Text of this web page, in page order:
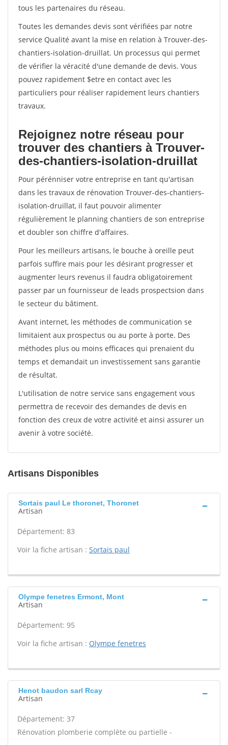
tous les partenaires du réseau.
Toutes les demandes devis sont vérifiées par notre
service Qualité avant la mise en relation à Trouver-des-
chantiers-isolation-druillat. Un processus qui permet
de vérifier la véracité d'une demande de devis. Vous
pouvez rapidement $etre en contact avec les
particuliers pour réaliser rapidement leurs chantiers
travaux.
Rejoignez notre réseau pour
trouver des chantiers à Trouver-
des-chantiers-isolation-druillat
Pour pérénniser votre entreprise en tant qu'artisan
dans les travaux de rénovation Trouver-des-chantiers-
isolation-druillat, il faut pouvoir alimenter
régulièrement le planning chantiers de son entreprise
et doubler son chiffre d'affaires.
Pour les meilleurs artisans, le bouche à oreille peut
parfois suffire mais pour les désirant progresser et
augmenter leurs revenus il faudra obligatoirement
passer par un fournisseur de leads prospectsion dans
le secteur du bâtiment.
Avant internet, les méthodes de communication se
limitaient aux prospectus ou au porte à porte. Des
méthodes plus ou moins efficaces qui prenaient du
temps et demandait un investissement sans garantie
de résultat.
L'utilisation de notre service sans engagement vous
permettra de recevoir des demandes de devis en
fonction des creux de votre activité et ainsi assurer un
avenir à votre société.
Artisans Disponibles
Sortais paul Le thoronet, Thoronet
Artisan
Département: 83
Voir la fiche artisan : Sortais paul
Olympe fenetres Ermont, Mont
Artisan
Département: 95
Voir la fiche artisan : Olympe fenetres
Henot baudon sarl Rcay
Artisan
Département: 37
Rénovation plomberie complète ou partielle -